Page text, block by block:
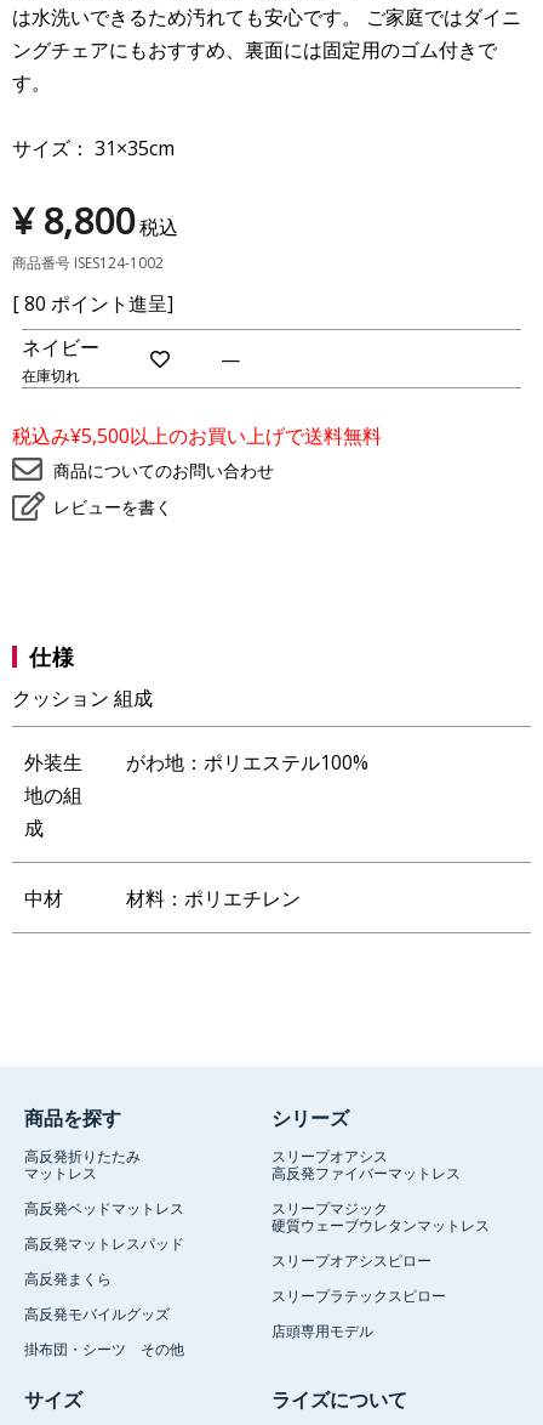
は水洗いできるため汚れても安心です。 ご家庭ではダイニ
ングチェアにもおすすめ、裏面には固定用のゴム付きで
す。
サイズ： 31×35cm
¥ 8,800税込
商品番号 ISES124-1002
[80 ポイント進呈]
ネイビー
在庫切れ
入
に
録
—
税込み¥5,500以上のお買い上げで送料無料
商品についてのお問い合わせ
レビューを書く
仕様
クッション 組成
外装生
地の組
成
がわ地：ポリエステル100%
中材 材料：ポリエチレン
商品を探す
高反発折りたたみ
マットレス
高反発ベッドマットレス
高反発マットレスパッド
高反発まくら
高反発モバイルグッズ
掛布団・シーツ その他
シリーズ
スリープオアシス
高反発ファイバーマットレス
スリープマジック
硬質ウェーブウレタンマットレス
スリープオアシスピロー
スリープラテックスピロー
店頭専用モデル
サイズ ライズについて